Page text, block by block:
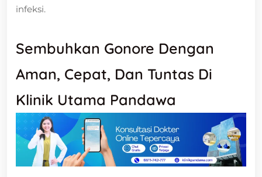
infeksi.
Sembuhkan Gonore Dengan
Aman, Cepat, Dan Tuntas Di
Klinik Utama Pandawa